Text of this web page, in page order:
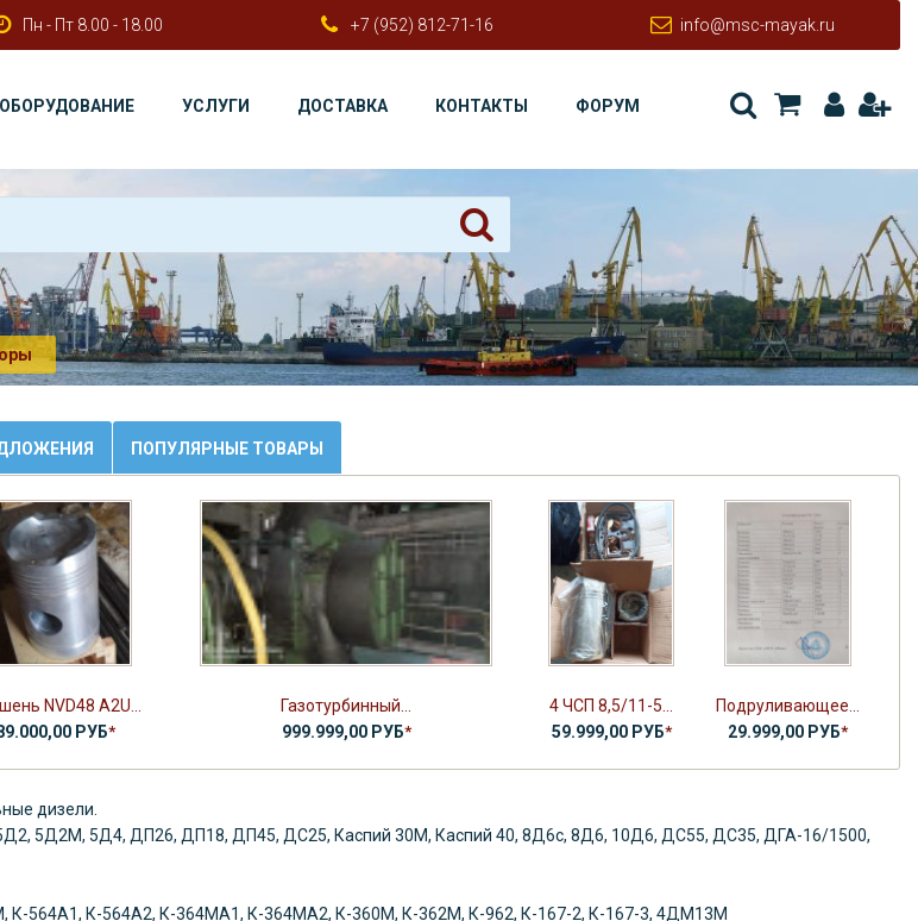
Пн - Пт 8.00 - 18.00 +7 (952) 812-71-16 info@msc-mayak.ru
ОБОРУДОВАНИЕ УСЛУГИ ДОСТАВКА КОНТАКТЫ ФОРУМ
ПОПУЛЯРНЫЕ ТОВАРЫ
NVD48 A2U...
РУБ*
Газотурбинный...
999.999,00 РУБ*
4 ЧСП 8,5/11-5...
59.999,00 РУБ*
Подруливающее...
29.999,00 РУБ*
дизели.
5Д2М, 5Д4, ДП26, ДП18, ДП45, ДС25, Каспий 30М, Каспий 40, 8Д6с, 8Д6, 10Д6, ДС55, ДС35, ДГА-16/1500,
К-564А1, К-564А2, К-364МА1, К-364МА2, К-360М, К-362М, К-962, К-167-2, К-167-3, 4ДМ13М